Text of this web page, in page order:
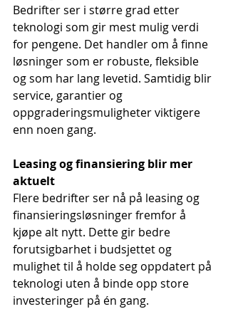
Bedrifter ser i større grad etter
teknologi som gir mest mulig verdi
for pengene. Det handler om å finne
løsninger som er robuste, fleksible
og som har lang levetid. Samtidig blir
service, garantier og
oppgraderingsmuligheter viktigere
enn noen gang.
Leasing og finansiering blir mer
aktuelt
Flere bedrifter ser nå på leasing og
finansieringsløsninger fremfor å
kjøpe alt nytt. Dette gir bedre
forutsigbarhet i budsjettet og
mulighet til å holde seg oppdatert på
teknologi uten å binde opp store
investeringer på én gang.